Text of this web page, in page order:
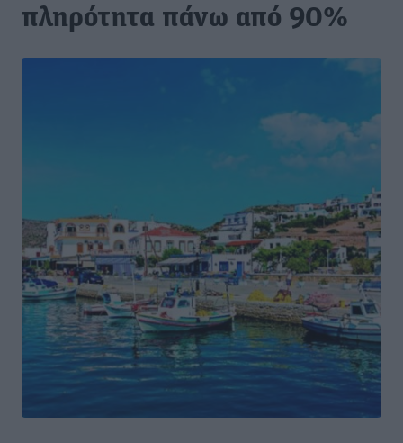
πληρότητα πάνω από 90%